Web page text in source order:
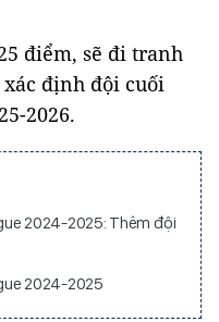
điểm, sẽ đi tranh
định đội cuối
2026.
2024-2025: Thêm đội
2024-2025